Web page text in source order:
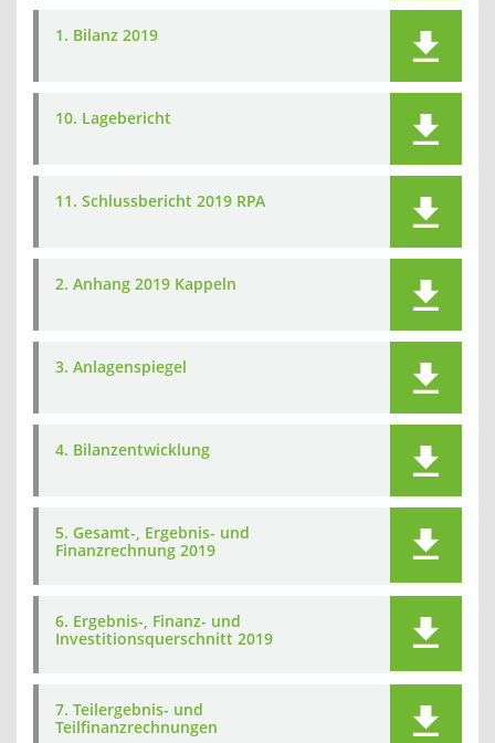
1. Bilanz 2019
10. Lagebericht
11. Schlussbericht 2019 RPA
2. Anhang 2019 Kappeln
3. Anlagenspiegel
4. Bilanzentwicklung
5. Gesamt-, Ergebnis- und
Finanzrechnung 2019
6. Ergebnis-, Finanz- und
Investitionsquerschnitt 2019
7. Teilergebnis- und
Teilfinanzrechnungen